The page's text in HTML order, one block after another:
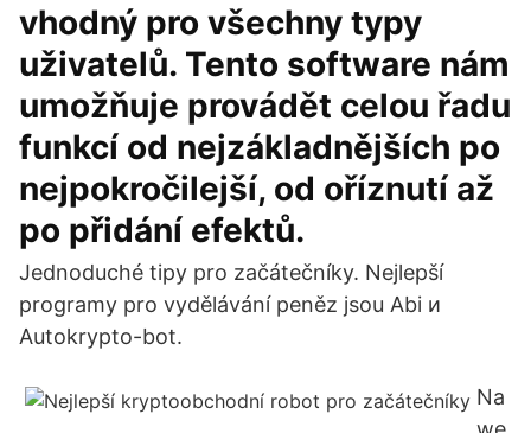
vhodný pro všechny typy
uživatelů. Tento software nám
umožňuje provádět celou řadu
funkcí od nejzákladnějších po
nejpokročilejší, od oříznutí až
po přidání efektů.
Jednoduché tipy pro začátečníky. Nejlepší
programy pro vydělávání peněz jsou Abi и
Autokrypto-bot.
Na